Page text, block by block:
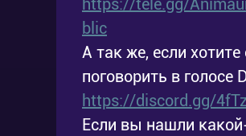
https://tele.gg/
blic
А так же, если
поговорить в голосе
https://discord.gg/
Если вы нашли